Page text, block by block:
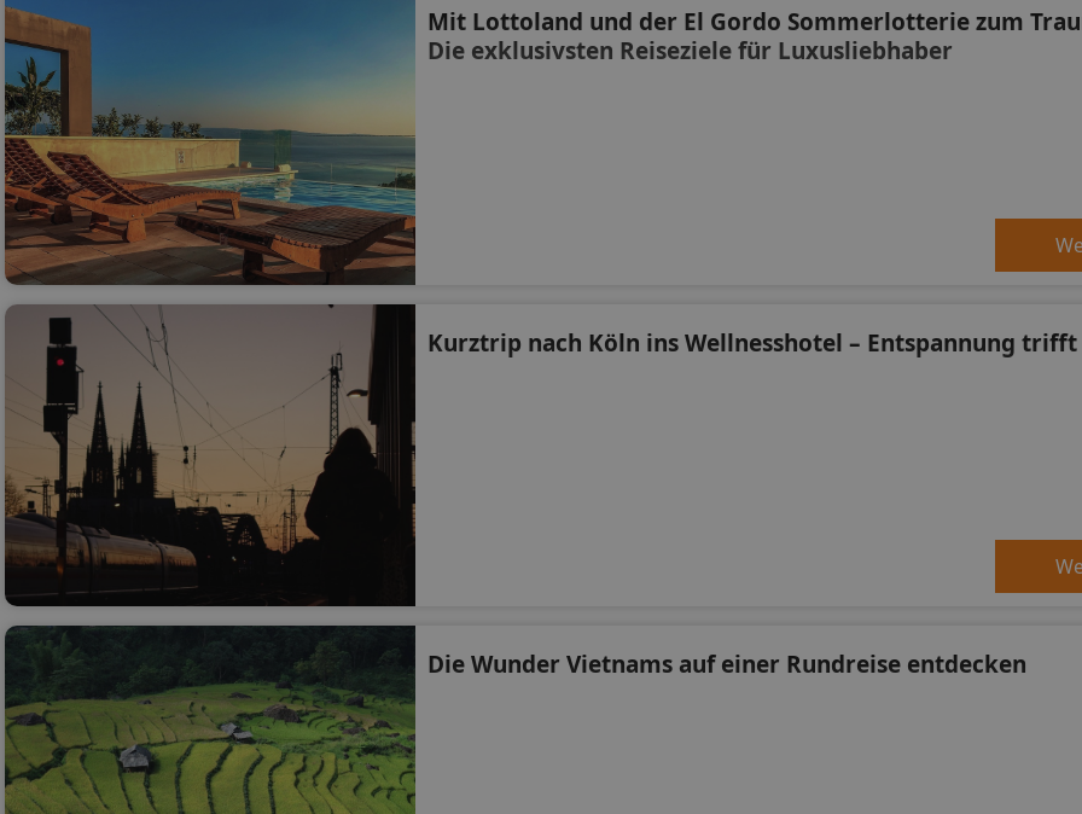
Mit Lottoland und der El Gordo Sommerlotterie zum
Die exklusivsten Reiseziele für Luxusliebhaber
Kurztrip nach Köln ins Wellnesshotel – Entspannung
Die Wunder Vietnams auf einer Rundreise entdecken